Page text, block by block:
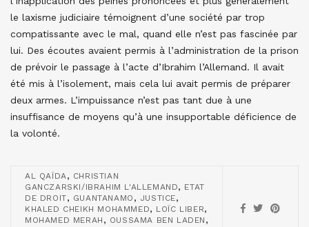
le laxisme judiciaire témoignent d’une société par trop
compatissante avec le mal, quand elle n’est pas fascinée par
lui. Des écoutes avaient permis à l’administration de la prison
de prévoir le passage à l’acte d’Ibrahim l’Allemand. Il avait
été mis à l’isolement, mais cela lui avait permis de préparer
deux armes. L’impuissance n’est pas tant due à une
insuffisance de moyens qu’à une insupportable déficience de
la volonté.
AL QAÏDA, CHRISTIAN
GANCZARSKI/IBRAHIM L'ALLEMAND, ETAT
DE DROIT, GUANTANAMO , JUSTICE,
KHALED CHEIKH MOHAMMED, LOÏC LIBER,
MOHAMED MERAH , OUSSAMA BEN LADEN ,